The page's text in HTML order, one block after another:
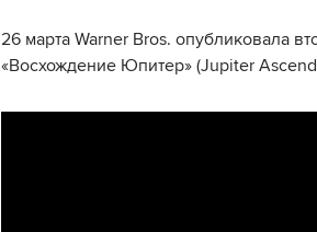
26 марта Warner Bros. опубликовала
«Восхождение Юпитер» (Jupiter